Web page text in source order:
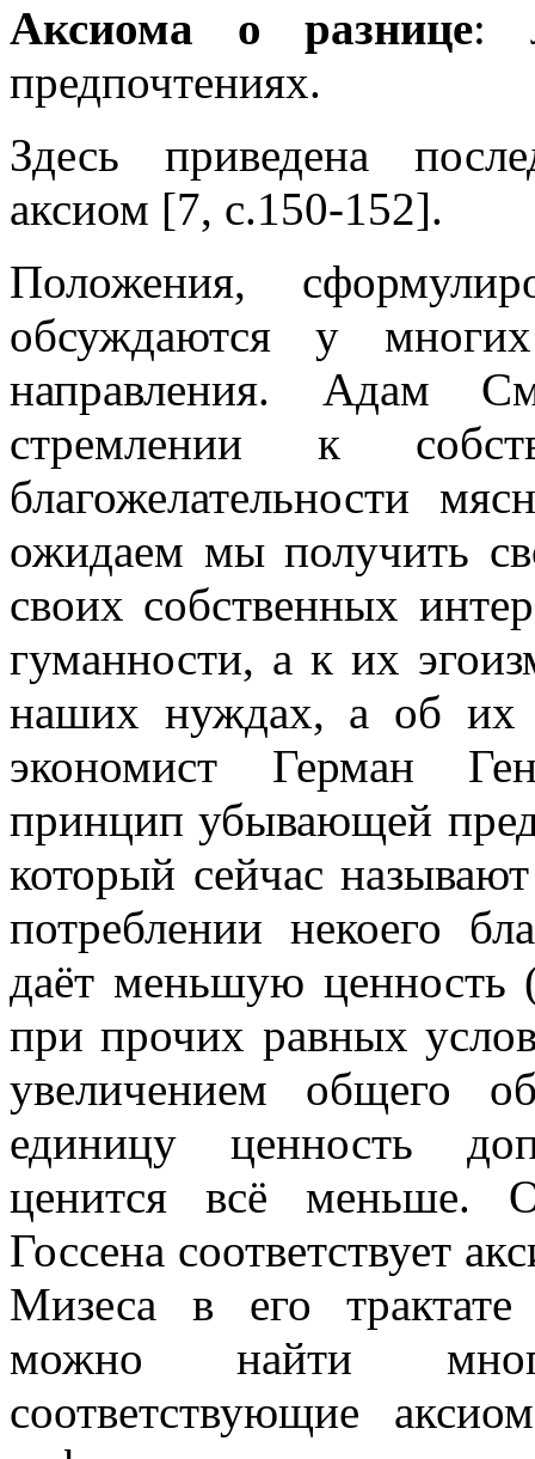
Аксиома о разнице:
предпочтениях.
Здесь приведена
аксиом [7, с.150-152].
Положения,
обсуждаются у многих
направления. Адам
стремлении к
благожелательности
ожидаем мы получить
своих собственных
гуманности, а к их
наших нуждах, а об их
экономист Герман
принцип убывающей
который сейчас
потреблении некоего
даёт меньшую ценность
при прочих равных
увеличением общего
единицу ценность
ценится всё меньше.
Госсена соответствует
Мизеса в его трактате
можно найти
соответствующие